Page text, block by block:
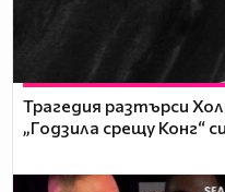
Трагедия разтърси
„Годзила срещу Конг“